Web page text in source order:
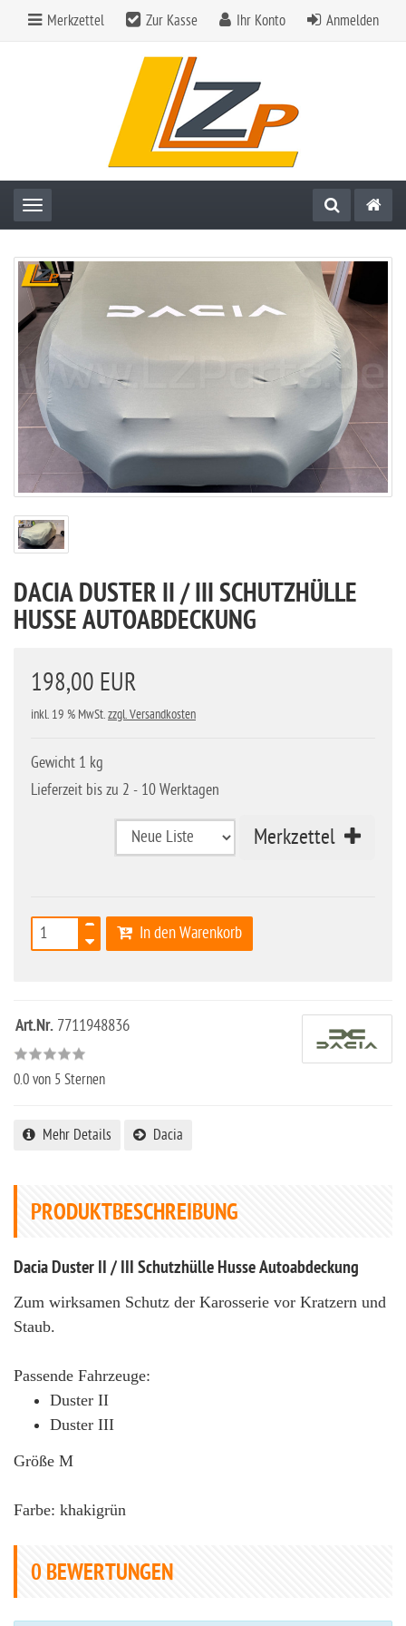
Merkzettel Zur Kasse Ihr Konto Anmelden
Toggle navigation
DACIA DUSTER II / III SCHUTZHÜLLE
HUSSE AUTOABDECKUNG
198,00 EUR
inkl. 19 % MwSt.zzgl. Versandkosten
Gewicht 1 kg
Lieferzeit bis zu 2 - 10 Werktagen
Merkzettel
In den Warenkorb
Art.Nr. 7711948836
0.0 von 5 Sternen
Mehr Details Dacia
PRODUKTBESCHREIBUNG
Dacia Duster II / III Schutzhülle Husse Autoabdeckung
Zum wirksamen Schutz der Karosserie vor Kratzern und
Staub.
Passende Fahrzeuge:
Duster II
Duster III
Größe M
Farbe: khakigrün
0 BEWERTUNGEN